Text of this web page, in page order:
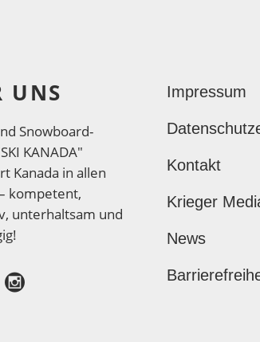
UNS
Snowboard-
KANADA"
Kanada in allen
kompetent,
unterhaltsam und
Impressum
Kontakt
Krieger
News